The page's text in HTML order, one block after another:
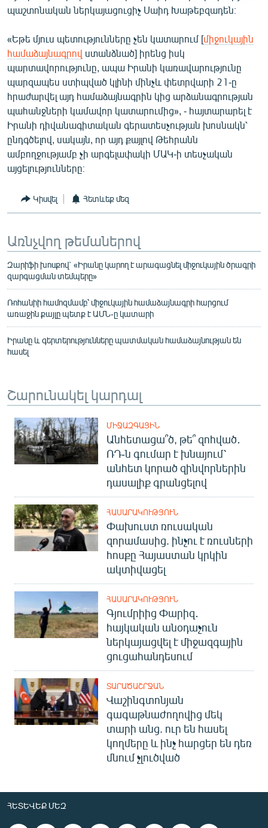
Հայերեն
English
Русский
ՀԵՏԵՎԵՔ ՄԵԶ
«Ազատության» բոլոր կայքերը
պաշտոնական ներկայացուցիչ Սաիդ Խաթեբզադեն։
«Եթե մյուս պետությունները չեն կատարում [միջուկային
համաձայնագրով ստանձնած] իրենց իսկ
պարտավորությունը, ապա Իրանի կառավարությունը
պարզապես ստիպված կլինի մինչև փետրվարի 21-ը
հրաժարվել այդ համաձայնագրին կից արձանագրության
պահանջների կամավոր կատարումից», - հայտարարել է
Իրանի դիվանագիտական գերատեսչության խոսնակն՝
ընդգծելով, սակայն, որ այդ քայլով Թեհրանն
ամբողջությամբ չի արգելափակի ՄԱԿ-ի տեսչական
այցելությունները։
Կիսվել Հետևեք մեզ
Առնչվող թեմաներով
Զարիֆի խոսքով` «Իրանը կարող է արագացնել միջուկային ծրագրի
զարգացման տեմպերը»
Ռոհանիի համոզմամբ՝ միջուկային համաձայնագրի հարցում
առաջին քայլը պետք է ԱՄՆ-ը կատարի
Իրանը և գերտերությունները պատմական համաձայնության են
հասել
Շարունակել կարդալ
ՄԻՋԱԶԳԱՅԻՆ
Անհետացա՞ծ, թե՞ զոհված․
ՌԴ-ն գումար է խնայում՝
անհետ կորած զինվորներին
դասալիք գրանցելով
ՀԱՍԱՐԱԿՈՒԹՅՈՒՆ
Փախուստ ռուսական
զորամասից. ինչու է ռուսների
հոսքը Հայաստան կրկին
ակտիվացել
ՀԱՍԱՐԱԿՈՒԹՅՈՒՆ
Գյումրիից Փարիզ․
հայկական անօդաչուն
ներկայացվել է միջազգային
ցուցահանդեսում
ՏԱՐԱԾԱՇՐՋԱՆ
Վաշինգտոնյան
գագաթնաժողովից մեկ
տարի անց. ուր են հասել
կողմերը և ինչ հարցեր են դեռ
մնում չլուծված
ՀԵՏԵՎԵՔ ՄԵԶ